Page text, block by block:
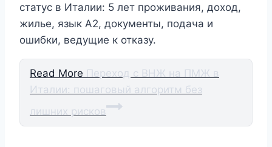
статус в Италии: 5 лет проживания, доход,
жилье, язык A2, документы, подача и
ошибки, ведущие к отказу.
Read More Переход с ВНЖ на ПМЖ в
Италии: пошаговый алгоритм без
лишних рисков